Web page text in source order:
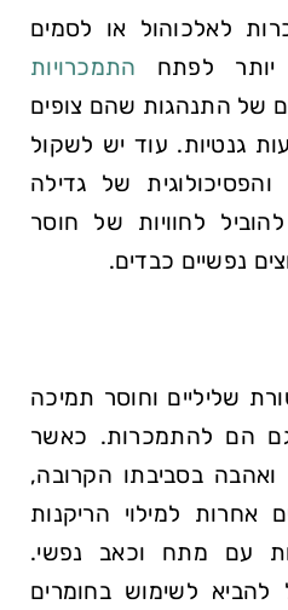
לאלכוהול או לסמים
יותר לפתח התמכרויות
של התנהגות שהם צופים
גנטיות. עוד יש לשקול
של גדילה
לחוויות של חוסר
נפשיים כבדים.
שליליים וחוסר תמיכה
גם הם להתמכרות. כאשר
בסביבתו הקרובה,
אחרות למילוי הריקנות
עם מתח וכאב נפשי.
להביא לשימוש בחומרים